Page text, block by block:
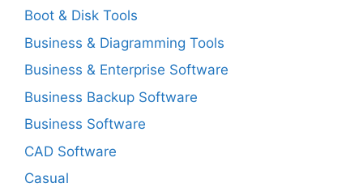
Boot & Disk Tools
Business & Diagramming Tools
Business & Enterprise Software
Business Backup Software
Business Software
CAD Software
Casual